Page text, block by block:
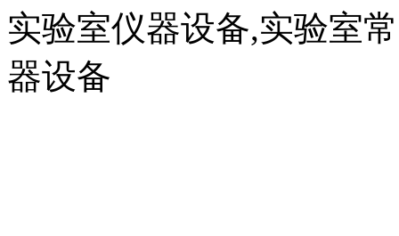
实验室仪器设备,实验室
器设备